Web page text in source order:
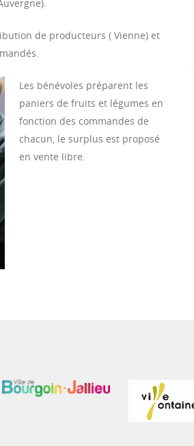
de producteurs ( Vienne) et
Les bénévoles préparent les
paniers de fruits et légumes en
fonction des commandes de
chacun, le surplus est proposé
en vente libre.